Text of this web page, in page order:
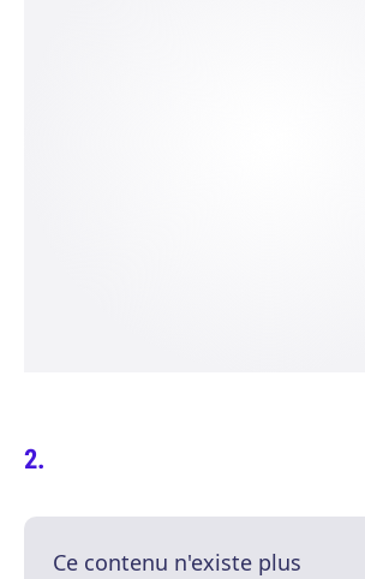
Ce contenu n'existe plus